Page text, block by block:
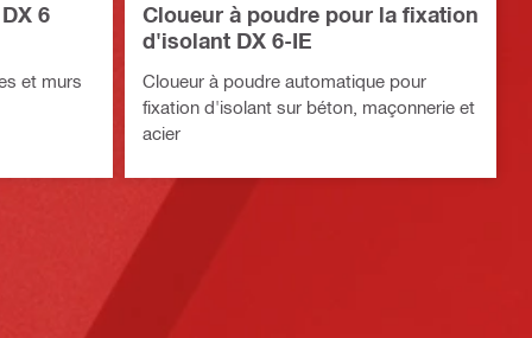
6
et murs
Cloueur à poudre pour la fixation
d'isolant DX 6-IE
Cloueur à poudre automatique pour
fixation d'isolant sur béton, maçonnerie et
acier